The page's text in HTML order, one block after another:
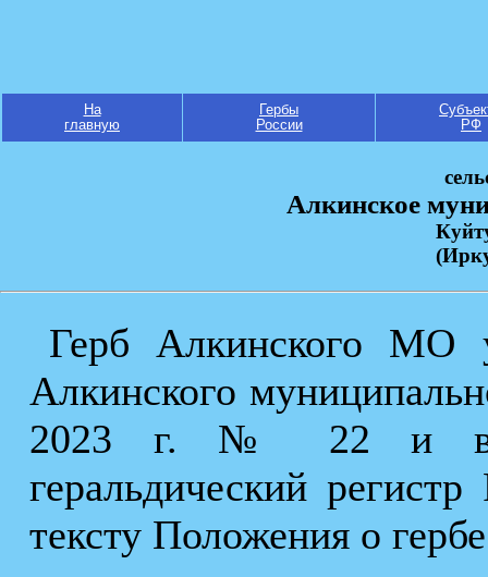
На
главную
Гербы
России
РФ
Алкинское
Герб Алкинского МО
Алкинского
2023 г. № 22 и
геральдический
тексту Положения о